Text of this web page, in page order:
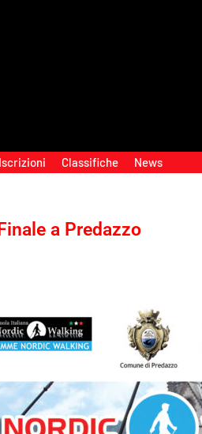
Classifiche News
a Predazzo